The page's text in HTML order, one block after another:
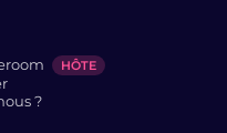
HÔTE
?